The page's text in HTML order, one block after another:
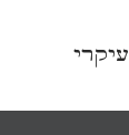
עיקרי